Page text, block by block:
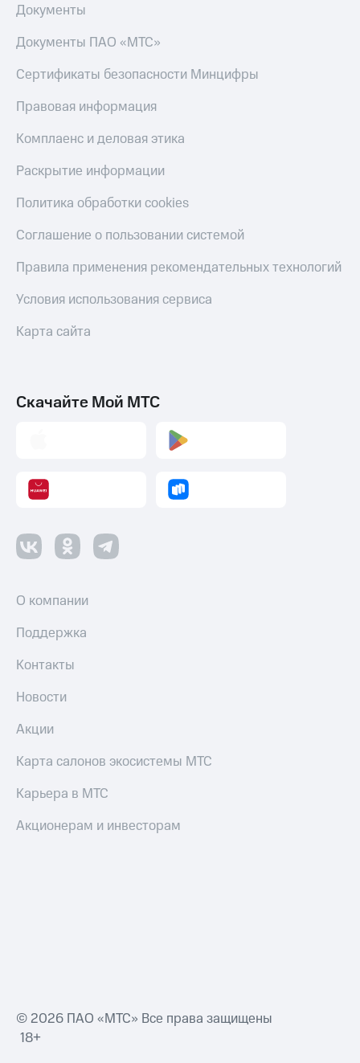
Документы
Документы ПАО «МТС»
Сертификаты безопасности Минцифры
Правовая информация
Комплаенс и деловая этика
Раскрытие информации
Политика обработки cookies
Соглашение о пользовании системой
Правила применения рекомендательных технологий
Условия использования сервиса
Карта сайта
Скачайте Мой МТС
О компании
Поддержка
Контакты
Новости
Акции
Карта салонов экосистемы МТС
Карьера в МТС
Акционерам и инвесторам
© 2026 ПАО «МТС» Все права защищены
18+